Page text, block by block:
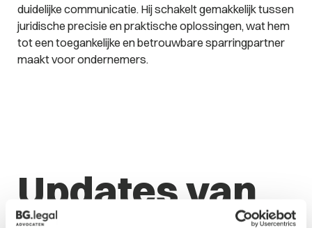
duidelijke communicatie. Hij schakelt gemakkelijk tussen
juridische precisie en praktische oplossingen, wat hem
tot een toegankelijke en betrouwbare sparringpartner
maakt voor ondernemers.
Updates van